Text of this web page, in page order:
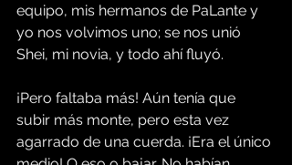
equipo, mis hermanos de PaLante y
yo nos volvimos uno; se nos unió
Shei, mi novia, y todo ahí fluyó.
¡Pero faltaba más! Aún tenía que
subir más monte, pero esta vez
agarrado de una cuerda. ¡Era el único